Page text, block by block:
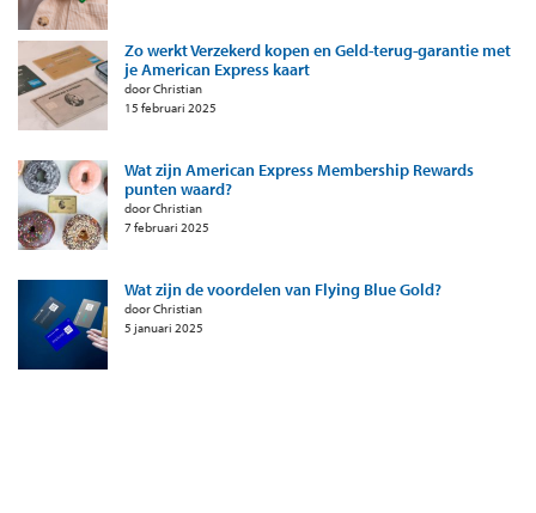
Zo werkt Verzekerd kopen en Geld-terug-garantie met
je American Express kaart
door Christian
15 februari 2025
Wat zijn American Express Membership Rewards
punten waard?
door Christian
7 februari 2025
Wat zijn de voordelen van Flying Blue Gold?
door Christian
5 januari 2025